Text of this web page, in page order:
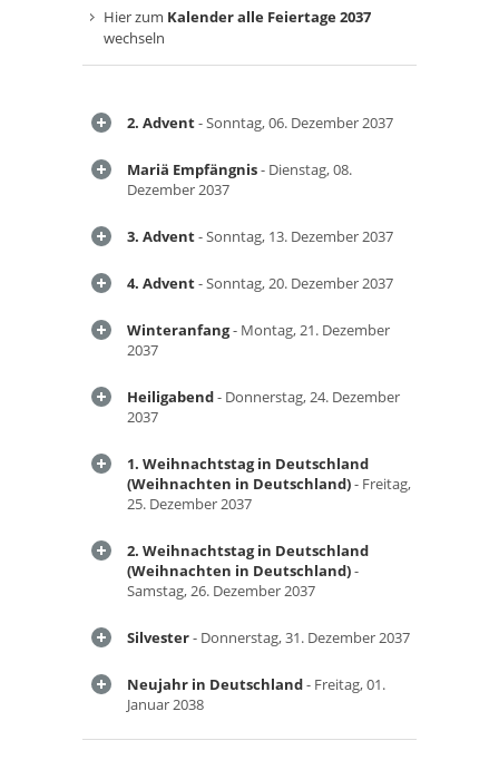
Hier zum Kalender alle Feiertage 2037
wechseln
2. Advent- Sonntag, 06. Dezember 2037
Mariä Empfängnis- Dienstag, 08.
Dezember 2037
3. Advent- Sonntag, 13. Dezember 2037
4. Advent- Sonntag, 20. Dezember 2037
Winteranfang- Montag, 21. Dezember
2037
Heiligabend- Donnerstag, 24. Dezember
2037
1. Weihnachtstag in Deutschland
(Weihnachten in Deutschland)- Freitag,
25. Dezember 2037
2. Weihnachtstag in Deutschland
(Weihnachten in Deutschland)-
Samstag, 26. Dezember 2037
Silvester- Donnerstag, 31. Dezember 2037
Neujahr in Deutschland- Freitag, 01.
Januar 2038